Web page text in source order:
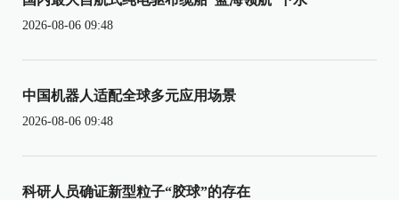
2026-08-06 09:48
中国机器人适配全球多元应用场景
2026-08-06 09:48
科研人员确证新型粒子“胶球”的存在